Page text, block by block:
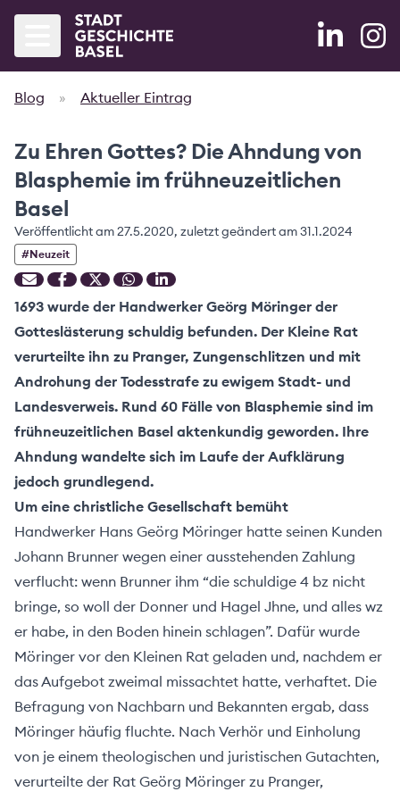
Startseite
Agenda
Bände
Blog
Partner
Projekt
Forschung
Über
uns
melden
Blog » Aktueller Eintrag
Zu Ehren Gottes? Die Ahndung von
Blasphemie im frühneuzeitlichen
Basel
Veröffentlicht am27.5.2020, zuletzt geändert am31.1.2024
#Neuzeit
1693 wurde der Handwerker Geörg Möringer der
Gotteslästerung schuldig befunden. Der Kleine Rat
verurteilte ihn zu Pranger, Zungenschlitzen und mit
Androhung der Todesstrafe zu ewigem Stadt- und
Landesverweis. Rund 60 Fälle von Blasphemie sind im
frühneuzeitlichen Basel aktenkundig geworden. Ihre
Ahndung wandelte sich im Laufe der Aufklärung
jedoch grundlegend.
Um eine christliche Gesellschaft bemüht
Handwerker Hans Geörg Möringer hatte seinen Kunden
Johann Brunner wegen einer ausstehenden Zahlung
verflucht: wenn Brunner ihm “die schuldige 4 bz nicht
bringe, so woll der Donner und Hagel Jhne, und alles wz
er habe, in den Boden hinein schlagen”. Dafür wurde
Möringer vor den Kleinen Rat geladen und, nachdem er
das Aufgebot zweimal missachtet hatte, verhaftet. Die
Befragung von Nachbarn und Bekannten ergab, dass
Möringer häufig fluchte. Nach Verhör und Einholung
von je einem theologischen und juristischen Gutachten,
verurteilte der Rat Geörg Möringer zu Pranger,